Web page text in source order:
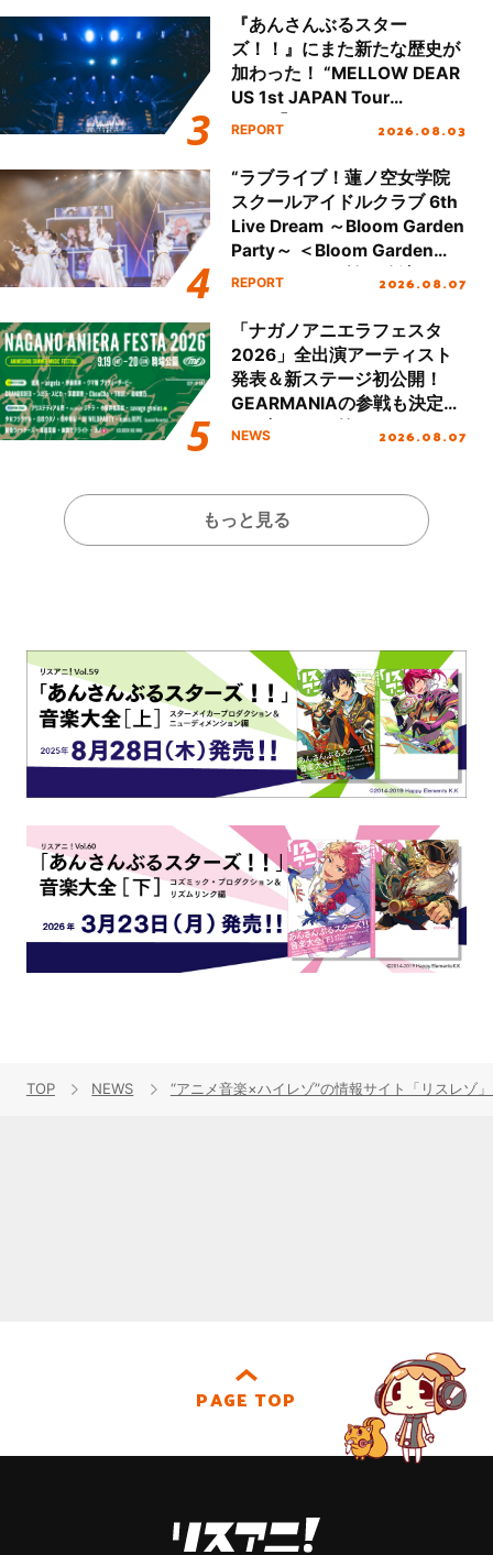
『あんさんぶるスター
ズ！！』にまた新たな歴史が
加わった！ “MELLOW DEAR
US 1st JAPAN Tour
Final「NICE to meet YOU
ート!!
REPORT 2026.08.03
“ラブライブ！蓮ノ空女学院
スクールアイドルクラブ 6th
Live Dream ～Bloom Garden
Party～ ＜Bloom Garden
Party Stage／埼玉公演＞”
REPORT 2026.08.07
「ナガノアニエラフェスタ
2026」全出演アーティスト
発表＆新ステージ初公開！
GEARMANIAの参戦も決定
し、初となる第3ステージの
NEWS 2026.08.07
もっと見る
TOP NEWS “アニメ音楽×ハイレゾ”の情報サイト「リスレゾ
PAGE TOP